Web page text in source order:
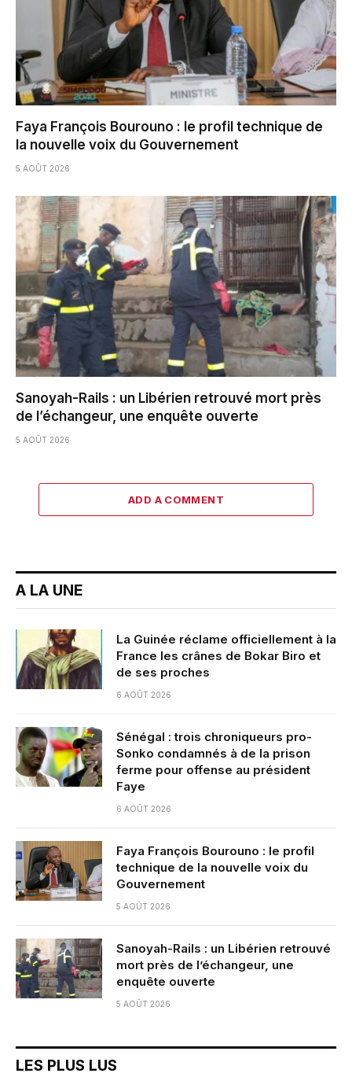
Faya François Bourouno : le profil technique de
la nouvelle voix du Gouvernement
5 AOÛT 2026
Sanoyah-Rails : un Libérien retrouvé mort près
de l’échangeur, une enquête ouverte
5 AOÛT 2026
ADD A COMMENT
A LA UNE
La Guinée réclame officiellement à la
France les crânes de Bokar Biro et
de ses proches
6 AOÛT 2026
Sénégal : trois chroniqueurs pro-
Sonko condamnés à de la prison
ferme pour offense au président
Faye
6 AOÛT 2026
Faya François Bourouno : le profil
technique de la nouvelle voix du
Gouvernement
5 AOÛT 2026
Sanoyah-Rails : un Libérien retrouvé
mort près de l’échangeur, une
enquête ouverte
5 AOÛT 2026
LES PLUS LUS